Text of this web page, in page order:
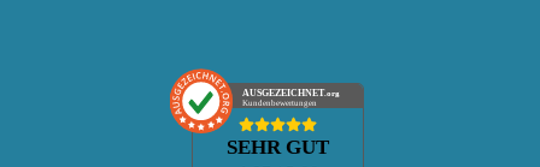
AUSGEZEICHNET.org
Kundenbewertungen
SEHR GUT